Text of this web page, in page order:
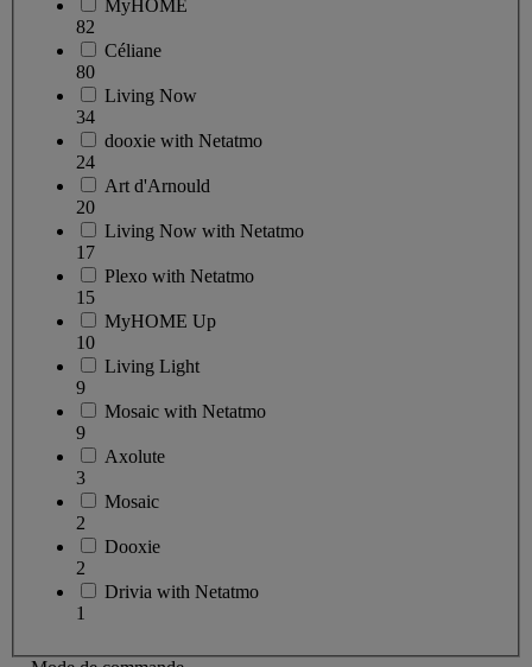
MyHOME
82
Céliane
80
Living Now
34
dooxie with Netatmo
24
Art d'Arnould
20
Living Now with Netatmo
17
Plexo with Netatmo
15
MyHOME Up
10
Living Light
9
Mosaic with Netatmo
9
Axolute
3
Mosaic
2
Dooxie
2
Drivia with Netatmo
1